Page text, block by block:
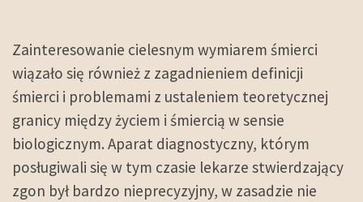
Zainteresowanie cielesnym wymiarem śmierci
wiązało się również z zagadnieniem definicji
śmierci i problemami z ustaleniem teoretycznej
granicy między życiem i śmiercią w sensie
biologicznym. Aparat diagnostyczny, którym
posługiwali się w tym czasie lekarze stwierdzający
zgon był bardzo nieprecyzyjny, w zasadzie nie